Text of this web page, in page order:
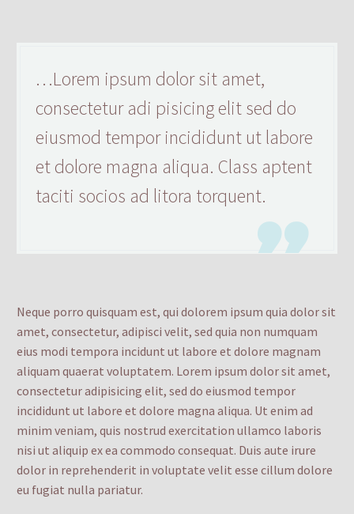
…Lorem ipsum dolor sit amet,
consectetur adi pisicing elit sed do
eiusmod tempor incididunt ut labore
et dolore magna aliqua. Class aptent
taciti socios ad litora torquent.

Neque porro quisquam est, qui dolorem ipsum quia dolor sit
amet, consectetur, adipisci velit, sed quia non numquam
eius modi tempora incidunt ut labore et dolore magnam
aliquam quaerat voluptatem. Lorem ipsum dolor sit amet,
consectetur adipisicing elit, sed do eiusmod tempor
incididunt ut labore et dolore magna aliqua. Ut enim ad
minim veniam, quis nostrud exercitation ullamco laboris
nisi ut aliquip ex ea commodo consequat. Duis aute irure
dolor in reprehenderit in voluptate velit esse cillum dolore
eu fugiat nulla pariatur.